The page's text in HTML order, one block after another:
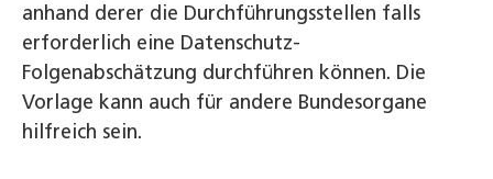
anhand derer die Durchführungsstellen falls
erforderlich eine Datenschutz-
Folgenabschätzung durchführen können. Die
Vorlage kann auch für andere Bundesorgane
hilfreich sein.